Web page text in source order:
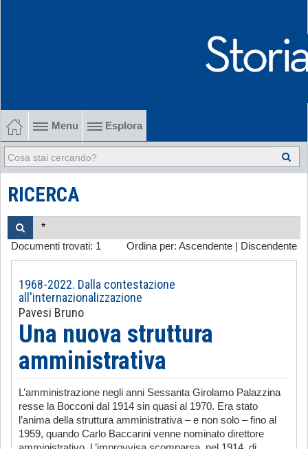
Menu Esplora
1902-1915 Gli esordi
1915-1945 Tra le due guerre
1945-1968 Dalla liberazione al '68
1968-2022 Dalla contestazione all'internazionalizzazione
-
RICERCA
Ordina per: Ascendente Discendente
Documenti trovati: 1
1968-2022. Dalla contestazione
all'internazionalizzazione
Pavesi Bruno
Una nuova struttura
amministrativa
L’amministrazione negli anni Sessanta Girolamo Palazzina
resse la Bocconi dal 1914 sin quasi al 1970. Era stato
l’anima della struttura amministrativa – e non solo – fino al
1959, quando Carlo Baccarini venne nominato direttore